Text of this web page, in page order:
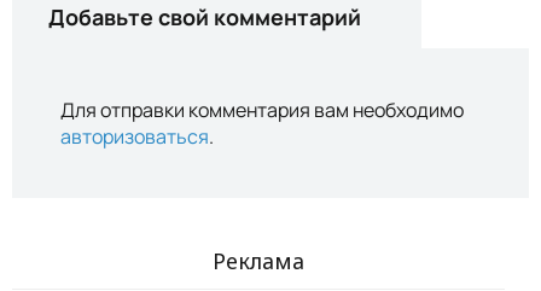
Добавьте свой комментарий
Для отправки комментария вам необходимо
авторизоваться.
Реклама